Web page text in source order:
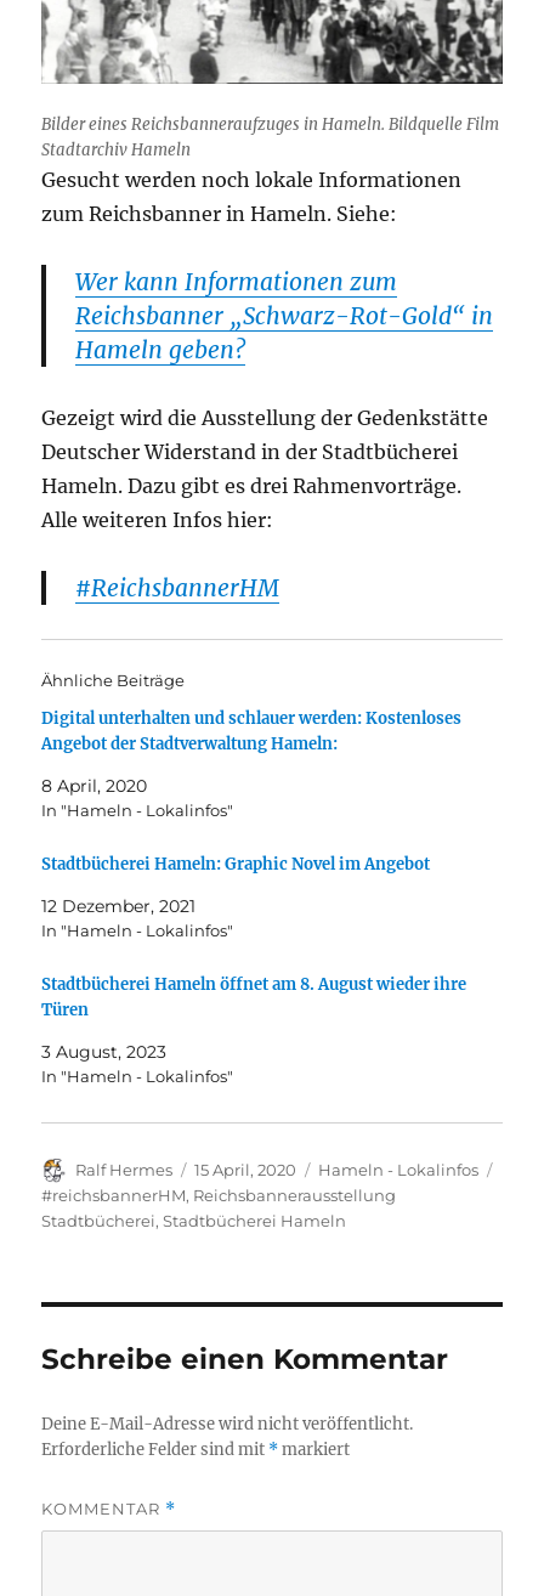
Bilder eines Reichsbanneraufzuges in Hameln. Bildquelle Film
Stadtarchiv Hameln
Gesucht werden noch lokale Informationen
zum Reichsbanner in Hameln. Siehe:
Wer kann Informationen zum
Reichsbanner „Schwarz-Rot-Gold“ in
Hameln geben?
Gezeigt wird die Ausstellung der Gedenkstätte
Deutscher Widerstand in der Stadtbücherei
Hameln. Dazu gibt es drei Rahmenvorträge.
Alle weiteren Infos hier:
#ReichsbannerHM
Ähnliche Beiträge
Digital unterhalten und schlauer werden: Kostenloses
Angebot der Stadtverwaltung Hameln:
8 April, 2020
In "Hameln - Lokalinfos"
Stadtbücherei Hameln: Graphic Novel im Angebot
12 Dezember, 2021
In "Hameln - Lokalinfos"
Stadtbücherei Hameln öffnet am 8. August wieder ihre
Türen
3 August, 2023
In "Hameln - Lokalinfos"
Autor
Ralf Hermes
Veröffentlicht
am
15 April, 2020 Kategorien
Hameln - Lokalinfos
#reichsbannerHM, Reichsbannerausstellung
Stadtbücherei,Stadtbücherei Hameln
Schreibe einen Kommentar
Deine E-Mail-Adresse wird nicht veröffentlicht.
Erforderliche Felder sind mit *markiert
KOMMENTAR *